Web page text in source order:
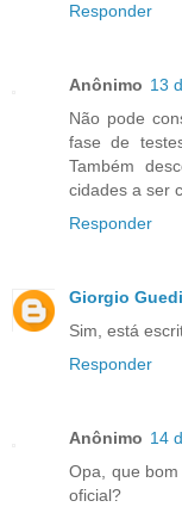
Responder
Anônimo 13
Não pode
fase de
Também
cidades a ser
Responder
Giorgio
Sim, está
Responder
Anônimo 14
Opa, que
oficial?